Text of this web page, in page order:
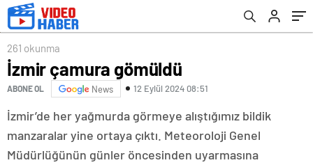
261 okunma
İzmir çamura gömüldü
ABONE OL News 12 Eylül 2024 08:51
İzmir’de her yağmurda görmeye alıştığımız bildik
manzaralar yine ortaya çıktı. Meteoroloji Genel
Müdürlüğünün günler öncesinden uyarmasına